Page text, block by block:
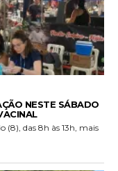
NESTE SÁBADO
(8), das 8h às 13h, mais